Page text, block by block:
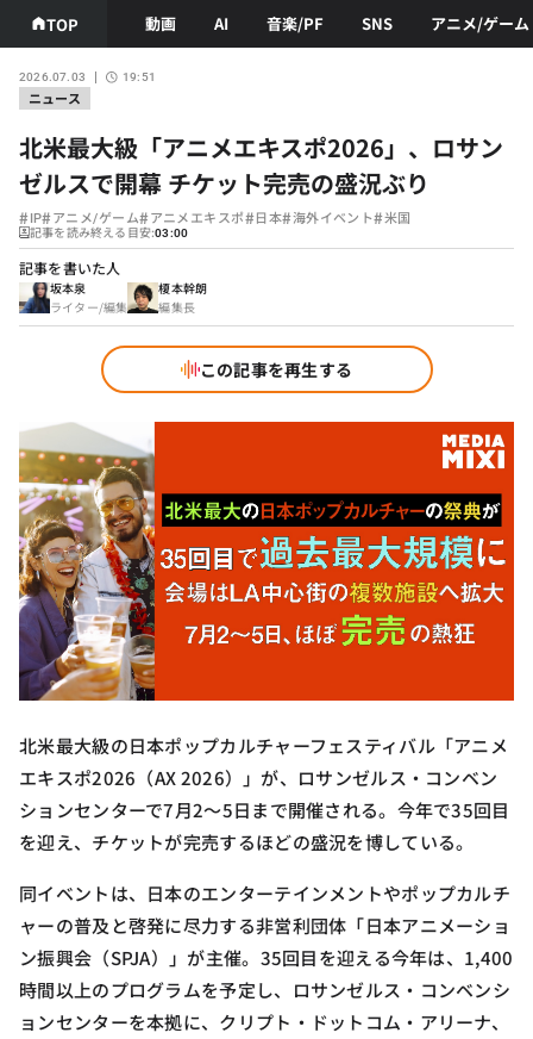
TOP 動画 AI 音楽/PF SNS アニメ/ゲーム
ニュース
2026.07.03 19:51
北米最大級「アニメエキスポ2026」、ロサン
ゼルスで開幕 チケット完売の盛況ぶり
#IP#アニメ/ゲーム#アニメエキスポ#日本#海外イベント#米国
記事を読み終える目安:03:00
記事を書いた人
坂本泉
ライター/編集
榎本幹朗
編集長
この記事を再生する
北米最大級の日本ポップカルチャーフェスティバル「アニメ
エキスポ2026（AX 2026）」が、ロサンゼルス・コンベン
ションセンターで7月2〜5日まで開催される。今年で35回目
を迎え、チケットが完売するほどの盛況を博している。
同イベントは、日本のエンターテインメントやポップカルチ
ャーの普及と啓発に尽力する非営利団体「日本アニメーショ
ン振興会（SPJA）」が主催。35回目を迎える今年は、1,400
時間以上のプログラムを予定し、ロサンゼルス・コンベンシ
ョンセンターを本拠に、クリプト・ドットコム・アリーナ、